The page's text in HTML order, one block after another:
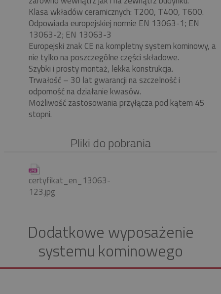
Klasa wkładów ceramicznych: T200, T400, T600.
Odpowiada europejskiej normie EN 13063-1; EN
13063-2; EN 13063-3
Europejski znak CE na kompletny system kominowy, a
nie tylko na poszczególne części składowe.
Szybki i prosty montaż, lekka konstrukcja.
Trwałość – 30 lat gwarancji na szczelność i
odporność na działanie kwasów.
Możliwość zastosowania przyłącza pod kątem 45
stopni.
Pliki do pobrania
certyfikat_en_13063-
123.jpg
Dodatkowe wyposażenie
systemu kominowego